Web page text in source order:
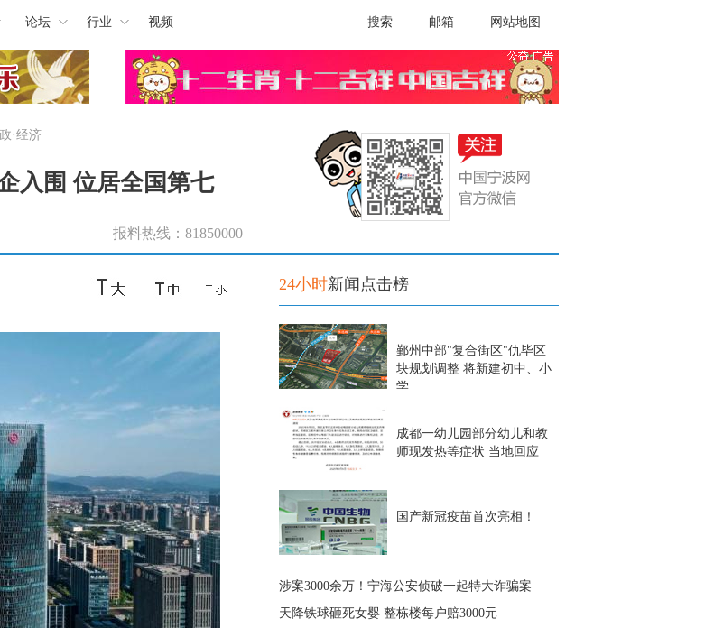
论坛 行业 视频 搜索 邮箱 网站地图
·经济
入围 位居全国第七
报料热线：81850000
24小时新闻点击榜
鄞州中部"复合街区"仇毕区
块规划调整 将新建初中、小
学
成都一幼儿园部分幼儿和教
师现发热等症状 当地回应
国产新冠疫苗首次亮相！
涉案3000余万！宁海公安侦破一起特大诈骗案
天降铁球砸死女婴 整栋楼每户赔3000元